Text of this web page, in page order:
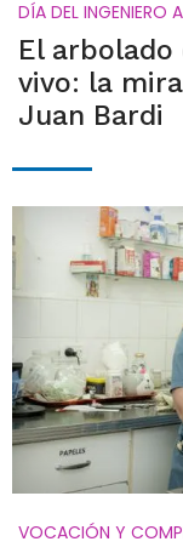
DÍA DEL INGENIERO
El
vivo: la
Juan Bardi
VOCACIÓN Y